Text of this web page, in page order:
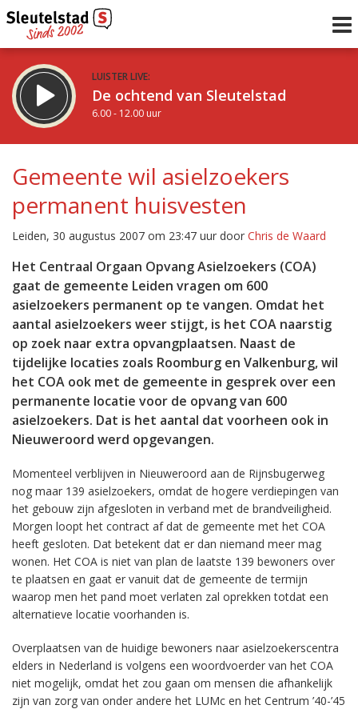
LUISTER LIVE:
De ochtend van Sleutelstad
6.00 - 12.00 uur
De middag van Sleutelstad
12.00 - 17.00 uur
Vorig uur
uur 1 van 0
Inklappen
Gemeente wil asielzoekers
permanent huisvesten
Leiden, 30 augustus 2007 om 23:47 uur door Chris de Waard
Het Centraal Orgaan Opvang Asielzoekers (COA)
gaat de gemeente Leiden vragen om 600
asielzoekers permanent op te vangen. Omdat het
aantal asielzoekers weer stijgt, is het COA naarstig
op zoek naar extra opvangplaatsen. Naast de
tijdelijke locaties zoals Roomburg en Valkenburg, wil
het COA ook met de gemeente in gesprek over een
permanente locatie voor de opvang van 600
asielzoekers. Dat is het aantal dat voorheen ook in
Nieuweroord werd opgevangen.
Momenteel verblijven in Nieuweroord aan de Rijnsbugerweg
nog maar 139 asielzoekers, omdat de hogere verdiepingen van
het gebouw zijn afgesloten in verband met de brandveiligheid.
Morgen loopt het contract af dat de gemeente met het COA
heeft gesloten. Dat betekent dat er dan niemand meer mag
wonen. Het COA is niet van plan de laatste 139 bewoners over
te plaatsen en gaat er vanuit dat de gemeente de termijn
waarop men het pand moet verlaten zal oprekken totdat een
alternatieve locatie voorhanden is.
Overplaatsen van de huidige bewoners naar asielzoekerscentra
elders in Nederland is volgens een woordvoerder van het COA
niet mogelijk, omdat het zou gaan om mensen die afhankelijk
zijn van zorg van onder andere het LUMc en het Centrum ’40-’45